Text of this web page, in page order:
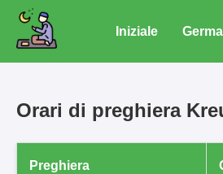
Iniziale
Orari di preghiera
Preghiera